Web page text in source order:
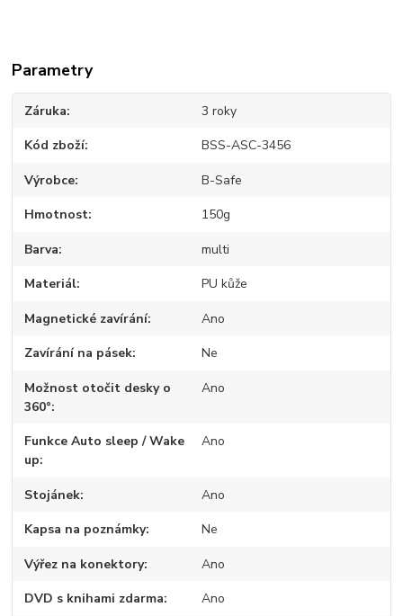
Parametry
Záruka 3 roky
Kód zboží BSS-ASC-3456
Výrobce B-Safe
Hmotnost 150g
Barva multi
Materiál PU kůže
Magnetické zavírání Ano
Zavírání na pásek Ne
Možnost otočit desky o
360°
Ano
Funkce Auto sleep / Wake
up
Ano
Stojánek Ano
Kapsa na poznámky Ne
Výřez na konektory Ano
DVD s knihami zdarma Ano